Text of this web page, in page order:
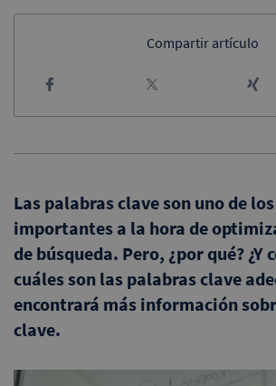
Compartir artículo
Las palabras clave son uno de
importantes a la hora de
de búsqueda. Pero, ¿por qué? ¿Y
cuáles son las palabras clave
encontrará más información
clave.